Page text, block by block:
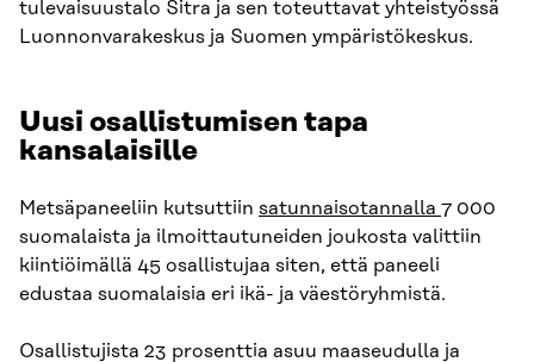
tulevaisuustalo Sitra ja sen toteuttavat yhteistyössä
Luonnonvarakeskus ja Suomen ympäristökeskus.
Uusi osallistumisen tapa
kansalaisille
Metsäpaneeliin kutsuttiin satunnaisotannalla 7 000
suomalaista ja ilmoittautuneiden joukosta valittiin
kiintiöimällä 45 osallistujaa siten, että paneeli
edustaa suomalaisia eri ikä- ja väestöryhmistä.
Osallistujista 23 prosenttia asuu maaseudulla ja